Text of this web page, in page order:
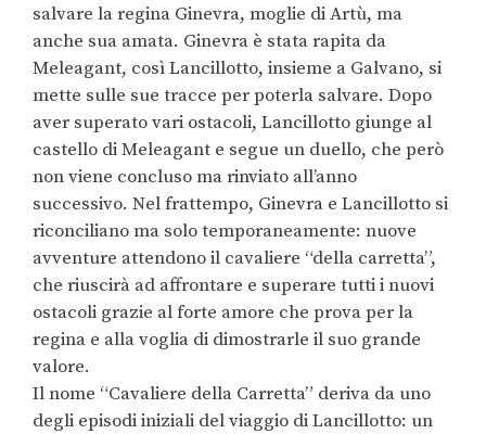
salvare la regina Ginevra, moglie di Artù, ma
anche sua amata. Ginevra è stata rapita da
Meleagant, così Lancillotto, insieme a Galvano, si
mette sulle sue tracce per poterla salvare. Dopo
aver superato vari ostacoli, Lancillotto giunge al
castello di Meleagant e segue un duello, che però
non viene concluso ma rinviato all’anno
successivo. Nel frattempo, Ginevra e Lancillotto si
riconciliano ma solo temporaneamente: nuove
avventure attendono il cavaliere “della carretta”,
che riuscirà ad affrontare e superare tutti i nuovi
ostacoli grazie al forte amore che prova per la
regina e alla voglia di dimostrarle il suo grande
valore.
Il nome “Cavaliere della Carretta” deriva da uno
degli episodi iniziali del viaggio di Lancillotto: un